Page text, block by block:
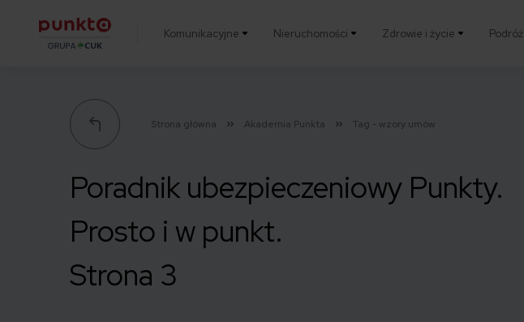
Komunikacyjne Nieruchomości Zdrowie i życie Podróż
Strona główna Akademia Punkta Tag - wzory umów
Poradnik ubezpieczeniowy Punkty.
Prosto i w punkt.
Strona 3